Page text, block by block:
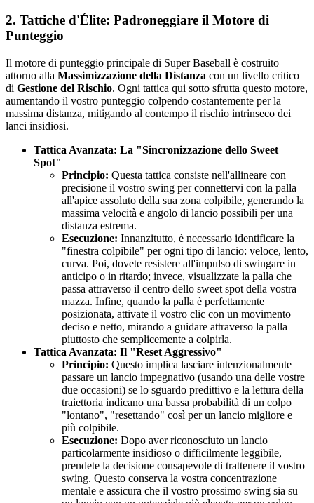
2. Tattiche d'Élite: Padroneggiare il Motore di
Punteggio
Il motore di punteggio principale di Super Baseball è costruito
attorno alla Massimizzazione della Distanza con un livello critico
di Gestione del Rischio. Ogni tattica qui sotto sfrutta questo motore,
aumentando il vostro punteggio colpendo costantemente per la
massima distanza, mitigando al contempo il rischio intrinseco dei
lanci insidiosi.
Tattica Avanzata: La "Sincronizzazione dello Sweet
Spot"
Principio: Questa tattica consiste nell'allineare con
precisione il vostro swing per connettervi con la palla
all'apice assoluto della sua zona colpibile, generando la
massima velocità e angolo di lancio possibili per una
distanza estrema.
Esecuzione: Innanzitutto, è necessario identificare la
"finestra colpibile" per ogni tipo di lancio: veloce, lento,
curva. Poi, dovete resistere all'impulso di swingare in
anticipo o in ritardo; invece, visualizzate la palla che
passa attraverso il centro dello sweet spot della vostra
mazza. Infine, quando la palla è perfettamente
posizionata, attivate il vostro clic con un movimento
deciso e netto, mirando a guidare attraverso la palla
piuttosto che semplicemente a colpirla.
Tattica Avanzata: Il "Reset Aggressivo"
Principio: Questo implica lasciare intenzionalmente
passare un lancio impegnativo (usando una delle vostre
due occasioni) se lo sguardo predittivo e la lettura della
traiettoria indicano una bassa probabilità di un colpo
"lontano", "resettando" così per un lancio migliore e
più colpibile.
Esecuzione: Dopo aver riconosciuto un lancio
particolarmente insidioso o difficilmente leggibile,
prendete la decisione consapevole di trattenere il vostro
swing. Questo conserva la vostra concentrazione
mentale e assicura che il vostro prossimo swing sia su